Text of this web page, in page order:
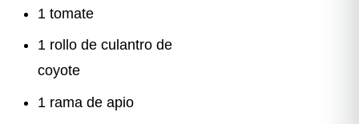
1 tomate
1 rollo de culantro de
coyote
1 rama de apio